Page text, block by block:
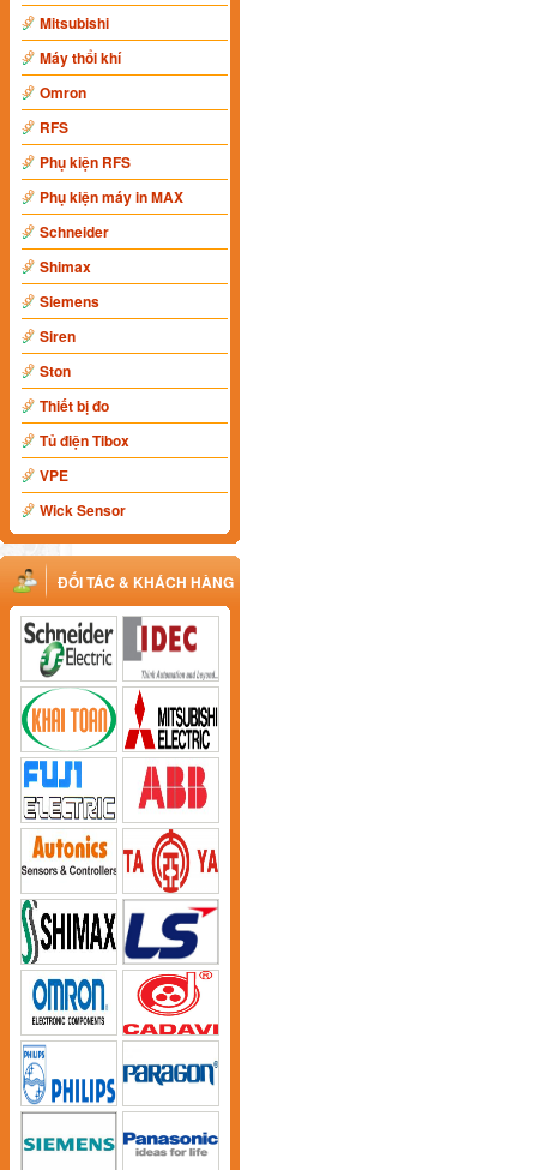
Mitsubishi
Máy thổi khí
Omron
RFS
Phụ kiện RFS
Phụ kiện máy in MAX
Schneider
Shimax
Siemens
Siren
Ston
Thiết bị đo
Tủ điện Tibox
VPE
Wick Sensor
ĐỐI TÁC & KHÁCH HÀNG